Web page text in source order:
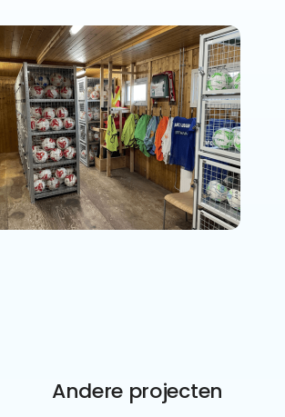
Andere projecten